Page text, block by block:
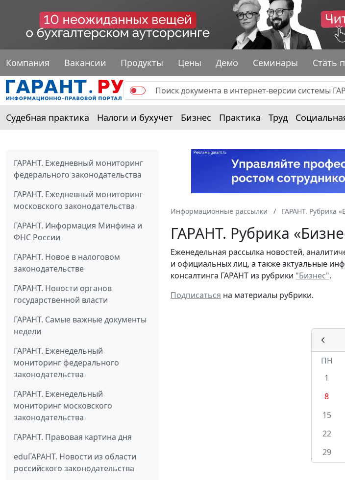
Компания Вакансии Продукты Цены Демо Семинары Стать
Судебная практика Налоги и бухучет Бизнес Практика Труд
ГАРАНТ. Ежедневный мониторинг
федерального законодательства
ГАРАНТ. Ежедневный мониторинг
московского законодательства
ГАРАНТ. Информация Минфина и
ФНС России
ГАРАНТ. Новое в налоговом
законодательстве
ГАРАНТ. Новости органов
государственной власти
ГАРАНТ. Самые важные документы
недели
ГАРАНТ. Еженедельный
мониторинг федерального
законодательства
ГАРАНТ. Еженедельный
мониторинг московского
законодательства
ГАРАНТ. Правовая картина дня
eduГАРАНТ. Новости из области
российского законодательства
Информационные рассылки ГАРАНТ. Рубрика
ГАРАНТ. Рубрика
Еженедельная рассылка новостей,
и официальных лиц, а также актуальные
консалтинга ГАРАНТ из рубрики "Бизнес".
Подписаться на материалы рубрики.
ПН
1
8
15
22
29